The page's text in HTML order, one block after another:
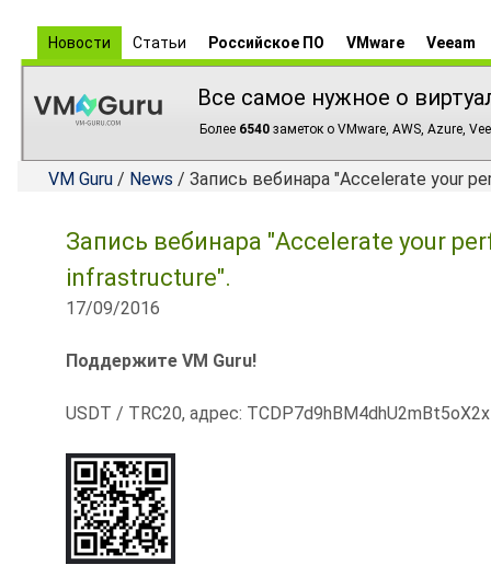
Новости Статьи Российское ПО VMware Veeam
Все самое нужное о
Более 6540 заметок о VMware, AWS, Azure,
VM Guru / News / Запись вебинара "Accelerate your
Запись вебинара "Accelerate your
infrastructure".
17/09/2016
Поддержите VM Guru!
USDT / TRC20, адрес: